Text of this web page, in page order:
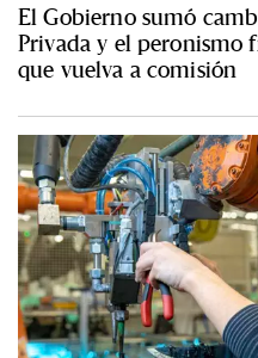
El Gobierno sumó
Privada y el peronismo
que vuelva a comisión